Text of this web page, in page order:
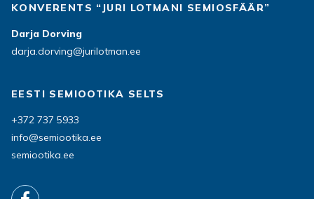
KONVERENTS “JURI LOTMANI SEMIOSFÄÄR”
Darja Dorving
darja.dorving@jurilotman.ee
EESTI SEMIOOTIKA SELTS
+372 737 5933
info@semiootika.ee
semiootika.ee